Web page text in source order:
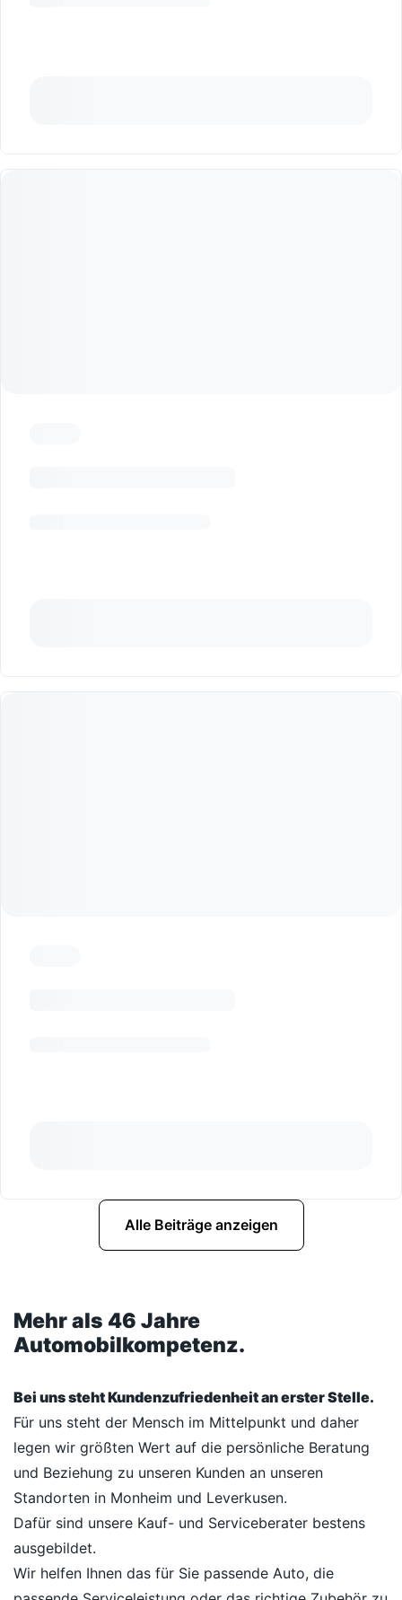
Alle Beiträge anzeigen
Mehr als 46 Jahre
Automobilkompetenz.
Bei uns steht Kundenzufriedenheit an erster Stelle.
Für uns steht der Mensch im Mittelpunkt und daher
legen wir größten Wert auf die persönliche Beratung
und Beziehung zu unseren Kunden an unseren
Standorten in Monheim und Leverkusen.
Dafür sind unsere Kauf- und Serviceberater bestens
ausgebildet.
Wir helfen Ihnen das für Sie passende Auto, die